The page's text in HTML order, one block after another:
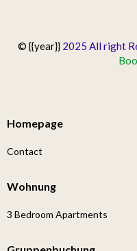
© {{year}} 2025 All right
Homepage
Contact
Wohnung
3 Bedroom Apartments